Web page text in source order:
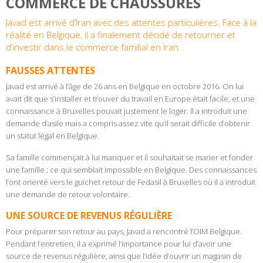
Javad est arrivé d’Iran avec des attentes particulières. Face à la
réalité en Belgique, il a finalement décidé de retourner et
d’investir dans le commerce familial en Iran.
FAUSSES ATTENTES
Javad est arrivé à l’âge de 26 ans en Belgique en octobre 2016. On lui
avait dit que s’installer et trouver du travail en Europe était facile, et une
connaissance à Bruxelles pouvait justement le loger. Il a introduit une
demande d’asile mais a compris assez vite qu’il serait difficile d’obtenir
un statut légal en Belgique.
Sa famille commençait à lui manquer et il souhaitait se marier et fonder
une famille ; ce qui semblait impossible en Belgique. Des connaissances
l’ont orienté vers le guichet retour de Fedasil à Bruxelles où il a introduit
une demande de retour volontaire.
UNE SOURCE DE REVENUS RÉGULIÈRE
Pour préparer son retour au pays, Javad a rencontré l’OIM Belgique.
Pendant l’entretien, il a exprimé l’importance pour lui d’avoir une
source de revenus régulière, ainsi que l’idée d’ouvrir un magasin de